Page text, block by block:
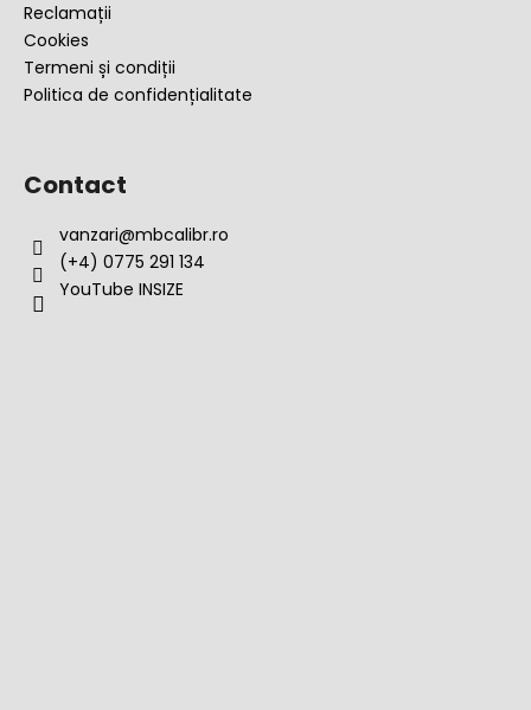
Reclamații
Cookies
Termeni și condiții
Politica de confidențialitate
Contact
vanzari@mbcalibr.ro
(+4) 0775 291 134
YouTube INSIZE